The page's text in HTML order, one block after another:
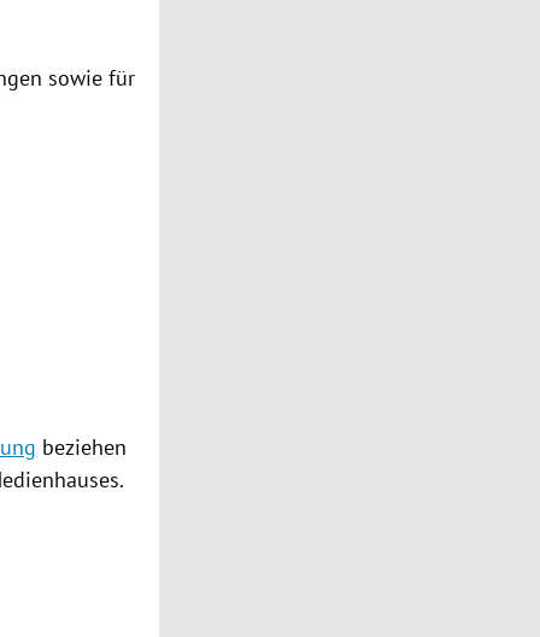
sowie für
beziehen
.